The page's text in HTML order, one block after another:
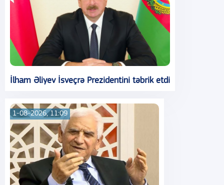
İlham Əliyev İsveçrə Prezidentini təbrik etdi
1-08-2026, 11:09